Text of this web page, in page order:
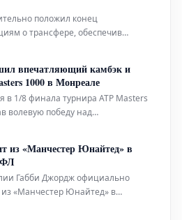
положил конец
о трансфере, обеспечив
новым контрактом,
в атакующей линии
с возможным переходом в
впечатляющий камбэк и
1000 в Монреале
в 1/8 финала турнира ATP Masters
волевую победу над
Шаном. Проиграв первый сет
6-1, 6-4. Эта трудная победа
из «Манчестер Юнайтед» в
Габби Джордж официально
«Манчестер Юнайтед» в
что стало одним из заметных